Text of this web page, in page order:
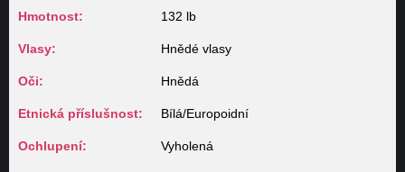
Hmotnost: 132 lb
Vlasy: Hnědé vlasy
Oči: Hnědá
Etnická příslušnost: Bílá/Europoidní
Ochlupení: Vyholená